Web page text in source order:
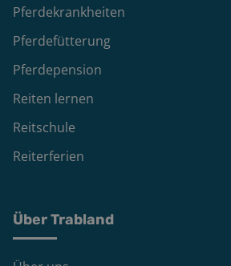
Pferdekrankheiten
Pferdefütterung
Pferdepension
Reiten lernen
Reitschule
Reiterferien
Über Trabland